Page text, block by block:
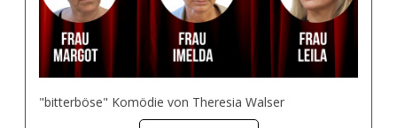
"bitterböse" Komödie von Theresia Walser